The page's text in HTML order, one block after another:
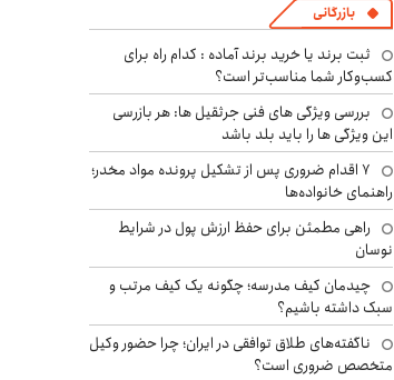
بازرگانی
ثبت برند یا خرید برند آماده : کدام راه برای
کسب‌وکار شما مناسب‌تر است؟
بررسی ویژگی های فنی جرثقیل ها: هر بازرسی
این ویژگی ها را باید بلد باشد
۷ اقدام ضروری پس از تشکیل پرونده مواد مخدر؛
راهنمای خانواده‌ها
راهی مطمئن برای حفظ ارزش پول در شرایط
نوسان
چیدمان کیف مدرسه؛ چگونه یک کیف مرتب و
سبک داشته باشیم؟
ناگفته‌های طلاق توافقی در ایران؛ چرا حضور وکیل
متخصص ضروری است؟